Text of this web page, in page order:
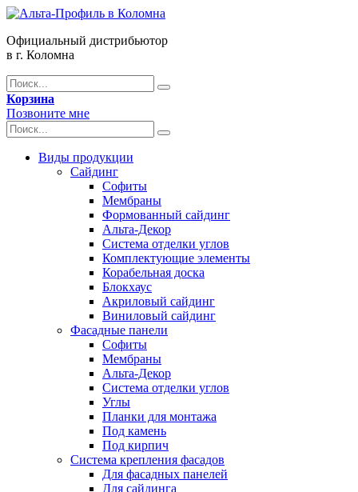
Официальный дистрибьютор
в г. Коломна
Корзина
Позвоните мне
Виды продукции
Сайдинг
Софиты
Мембраны
Формованный сайдинг
Альта-Декор
Система отделки углов
Комплектующие элементы
Корабельная доска
Блокхаус
Акриловый сайдинг
Виниловый сайдинг
Фасадные панели
Софиты
Мембраны
Альта-Декор
Система отделки углов
Углы
Планки для монтажа
Под камень
Под кирпич
Система крепления фасадов
Для фасадных панелей
Для сайдинга